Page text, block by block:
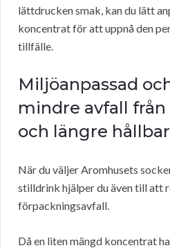
lättdrucken smak, kan du lätt
koncentrat för att uppnå den
tillfälle.
Miljöanpassad
mindre avfall
och längre
När du väljer Aromhusets
stilldrink hjälper du även till att
förpackningsavfall.
Då en liten mängd koncentrat